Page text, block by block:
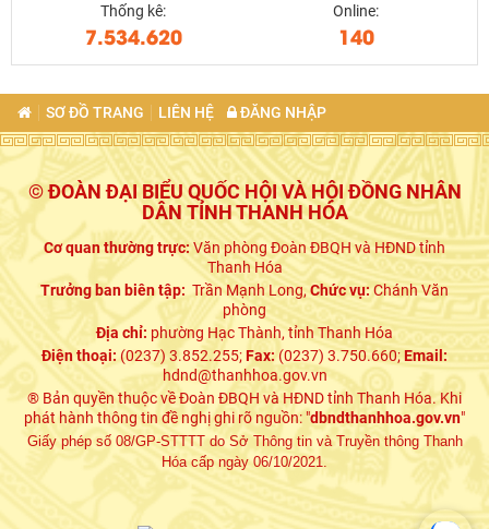
Thống kê:
7.534.620
Online:
140
SƠ ĐỒ TRANG LIÊN HỆ ĐĂNG NHẬP
© ĐOÀN ĐẠI BIỂU QUỐC HỘI VÀ HỘI ĐỒNG NHÂN
DÂN TỈNH THANH HÓA
Cơ quan thường trực:Văn phòng Đoàn ĐBQH và HĐND tỉnh
Thanh Hóa
Trưởng ban biên tập: Trần Mạnh Long,Chức vụ:Chánh Văn
phòng
Địa chỉ: phường Hạc Thành, tỉnh Thanh Hóa
Điện thoại: (0237) 3.852.255;Fax:(0237) 3.750.660;Email:
hdnd@thanhhoa.gov.vn
® Bản quyền thuộc về Đoàn ĐBQH và HĐND tỉnh Thanh Hóa. Khi
phát hành thông tin đề nghị ghi rõ nguồn: "dbndthanhhoa.gov.vn"
Giấy phép số 08/GP-STTTT do Sở Thông tin và Truyền thông Thanh
Hóa cấp ngày 06/10/2021.